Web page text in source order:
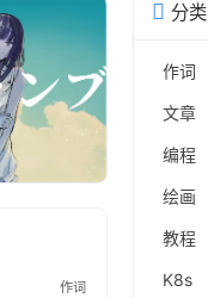
作词
分类
作词
文章
编程
绘画
教程
K8s